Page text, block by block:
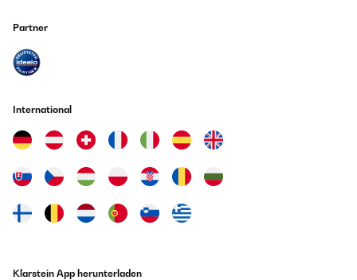
Partner
International
Klarstein App herunterladen